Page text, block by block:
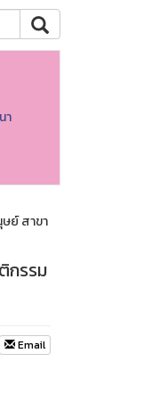
า
ย์ สาขา
กรรม
Email